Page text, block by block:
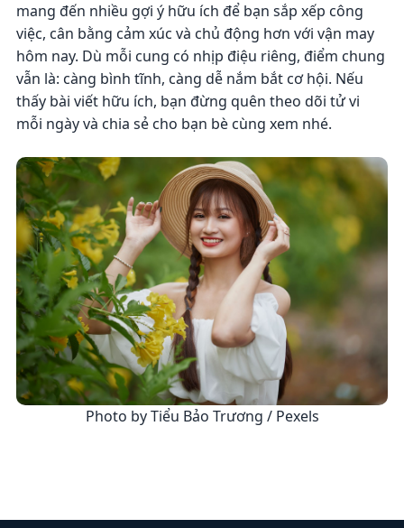
mang đến nhiều gợi ý hữu ích để bạn sắp xếp công
việc, cân bằng cảm xúc và chủ động hơn với vận may
hôm nay. Dù mỗi cung có nhịp điệu riêng, điểm chung
vẫn là: càng bình tĩnh, càng dễ nắm bắt cơ hội. Nếu
thấy bài viết hữu ích, bạn đừng quên theo dõi tử vi
mỗi ngày và chia sẻ cho bạn bè cùng xem nhé.
Photo by Tiểu Bảo Trương / Pexels